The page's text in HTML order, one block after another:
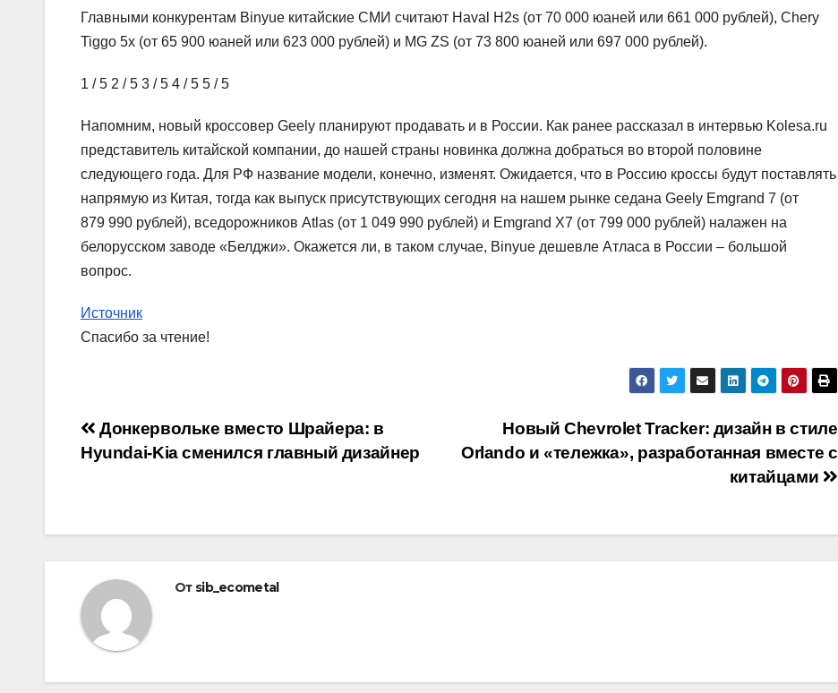
Главными конкурентам Binyue китайские СМИ считают Haval H2s (от 70 000 юаней или 661 000 рублей), Chery
Tiggo 5x (от 65 900 юаней или 623 000 рублей) и MG ZS (от 73 800 юаней или 697 000 рублей).
1 / 5 2 / 5 3 / 5 4 / 5 5 / 5
Напомним, новый кроссовер Geely планируют продавать и в России. Как ранее рассказал в интервью Kolesa.ru
представитель китайской компании, до нашей страны новинка должна добраться во второй половине
следующего года. Для РФ название модели, конечно, изменят. Ожидается, что в Россию кроссы будут поставлять
напрямую из Китая, тогда как выпуск присутствующих сегодня на нашем рынке седана Geely Emgrand 7 (от
879 990 рублей), вседорожников Atlas (от 1 049 990 рублей) и Emgrand X7 (от 799 000 рублей) налажен на
белорусском заводе «Белджи». Окажется ли, в таком случае, Binyue дешевле Атласа в России – большой
вопрос.
Источник
Спасибо за чтение!
Навигация
по
Новый Chevrolet Tracker: дизайн в стиле
Orlando и «тележка», разработанная вместе с
китайцами
Донкервольке вместо Шрайера: в
Hyundai-Kia сменился главный дизайнер
От sib_ecometal